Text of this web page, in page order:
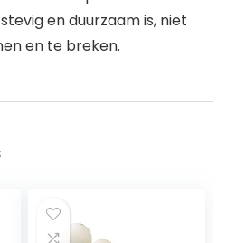
en duurzaam is, niet
en te breken.